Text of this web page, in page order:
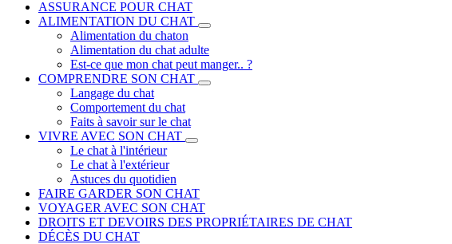
ASSURANCE POUR CHAT
ALIMENTATION DU CHAT
Alimentation du chaton
Alimentation du chat adulte
Est-ce que mon chat peut manger.. ?
COMPRENDRE SON CHAT
Langage du chat
Comportement du chat
Faits à savoir sur le chat
VIVRE AVEC SON CHAT
Le chat à l'intérieur
Le chat à l'extérieur
Astuces du quotidien
FAIRE GARDER SON CHAT
VOYAGER AVEC SON CHAT
DROITS ET DEVOIRS DES PROPRIÉTAIRES DE CHAT
DÉCÈS DU CHAT